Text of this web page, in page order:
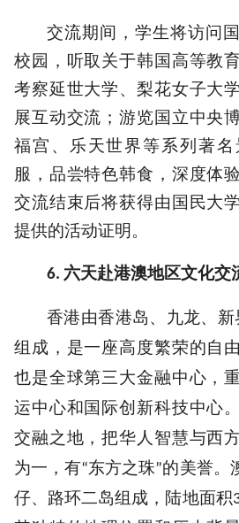
交流期间，学生将访问
校园，听取关于韩国高等教
考察延世大学、梨花女子大
展互动交流；游览国立中央
福宫、乐天世界等系列著
服，品尝特色韩食，深度体
交流结束后将获得由国民大
提供的活动证明。
6. 六天赴港澳地区文化交
香港由香港岛、九龙、新
组成，是一座高度繁荣的自
也是全球第三大金融中心，
运中心和国际创新科技中心
交融之地，把华人智慧与西
为一，有“东方之珠”的美誉。
仔、路环二岛组成，陆地面积